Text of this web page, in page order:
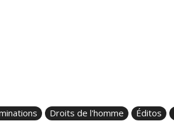
Droits de l'homme Éditos